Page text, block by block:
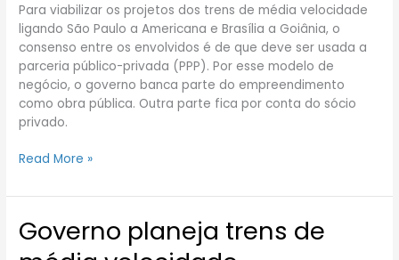
Para viabilizar os projetos dos trens de média velocidade
ligando São Paulo a Americana e Brasília a Goiânia, o
consenso entre os envolvidos é de que deve ser usada a
parceria público-privada (PPP). Por esse modelo de
negócio, o governo banca parte do empreendimento
como obra pública. Outra parte fica por conta do sócio
privado.
a
PPP
Read More »
Governo planeja trens de
Governo
planeja